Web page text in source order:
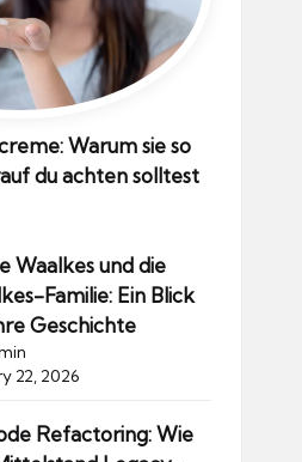
Warum sie so
du achten solltest
Waalkes und die
Familie: Ein Blick
Geschichte
22, 2026
Refactoring: Wie